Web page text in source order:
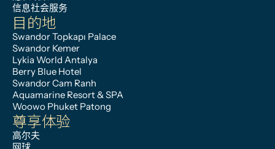
信息社会服务
目的地
Swandor Topkapı Palace
Swandor Kemer
Lykia World Antalya
Berry Blue Hotel
Swandor Cam Ranh
Aquamarine Resort & SPA
Woowo Phuket Patong
尊享体验
高尔夫